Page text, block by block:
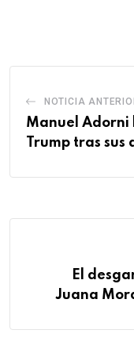
NOTICIA
Manuel Adorni
Trump tras sus
El
Juana